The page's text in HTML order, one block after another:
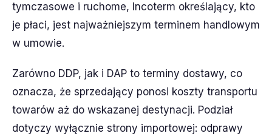
tymczasowe i ruchome, Incoterm określający, kto
je płaci, jest najważniejszym terminem handlowym
w umowie.
Zarówno DDP, jak i DAP to terminy dostawy, co
oznacza, że sprzedający ponosi koszty transportu
towarów aż do wskazanej destynacji. Podział
dotyczy wyłącznie strony importowej: odprawy